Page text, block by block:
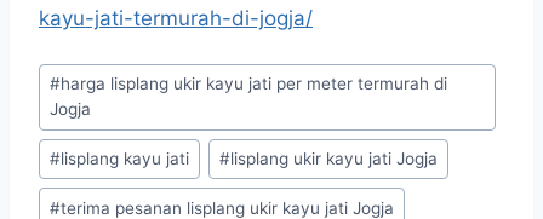
kayu-jati-termurah-di-jogja/
#harga lisplang ukir kayu jati per meter termurah di
Jogja
#lisplang kayu jati #lisplang ukir kayu jati Jogja
#terima pesanan lisplang ukir kayu jati Jogja